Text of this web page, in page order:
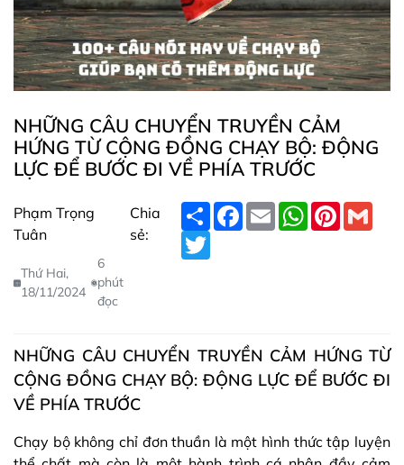
NHỮNG CÂU CHUYỂN TRUYỀN CẢM
HỨNG TỪ CỘNG ĐỒNG CHẠY BỘ: ĐỘNG
LỰC ĐỂ BƯỚC ĐI VỀ PHÍA TRƯỚC
Phạm Trọng
Tuân
Thứ Hai,
18/11/2024
6
phút
đọc
Chia
sẻ:
S
h
a
r
F
a
E
m
W
h
P
i
G
m
T
w
NHỮNG CÂU CHUYỂN TRUYỀN CẢM HỨNG TỪ
CỘNG ĐỒNG CHẠY BỘ: ĐỘNG LỰC ĐỂ BƯỚC ĐI
VỀ PHÍA TRƯỚC
Chạy bộ không chỉ đơn thuần là một hình thức tập luyện